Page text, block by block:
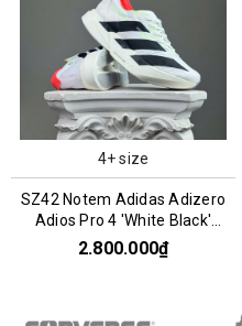
4+ size
SZ42 Notem Adidas Adizero
Adios Pro 4 'White Black'
JR1094 076568
2.800.000₫